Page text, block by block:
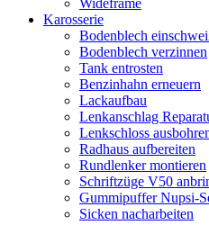
Wideframe
Karosserie
Bodenblech
Bodenblech verzinnen
Tank entrosten
Benzinhahn erneuern
Lackaufbau
Lenkanschlag
Lenkschloss
Radhaus aufbereiten
Rundlenker montieren
Schriftzüge V50
Gummipuffer Nupsi-
Sicken nacharbeiten